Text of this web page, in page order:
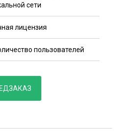
сети
лицензия
пользователей